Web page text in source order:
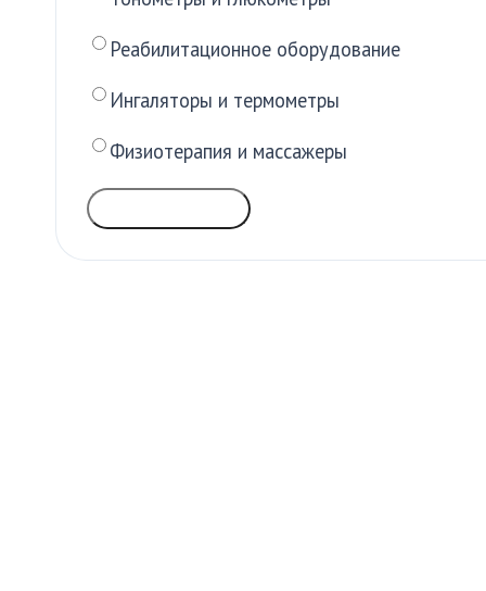
Реабилитационное оборудование
Ингаляторы и термометры
Физиотерапия и массажеры